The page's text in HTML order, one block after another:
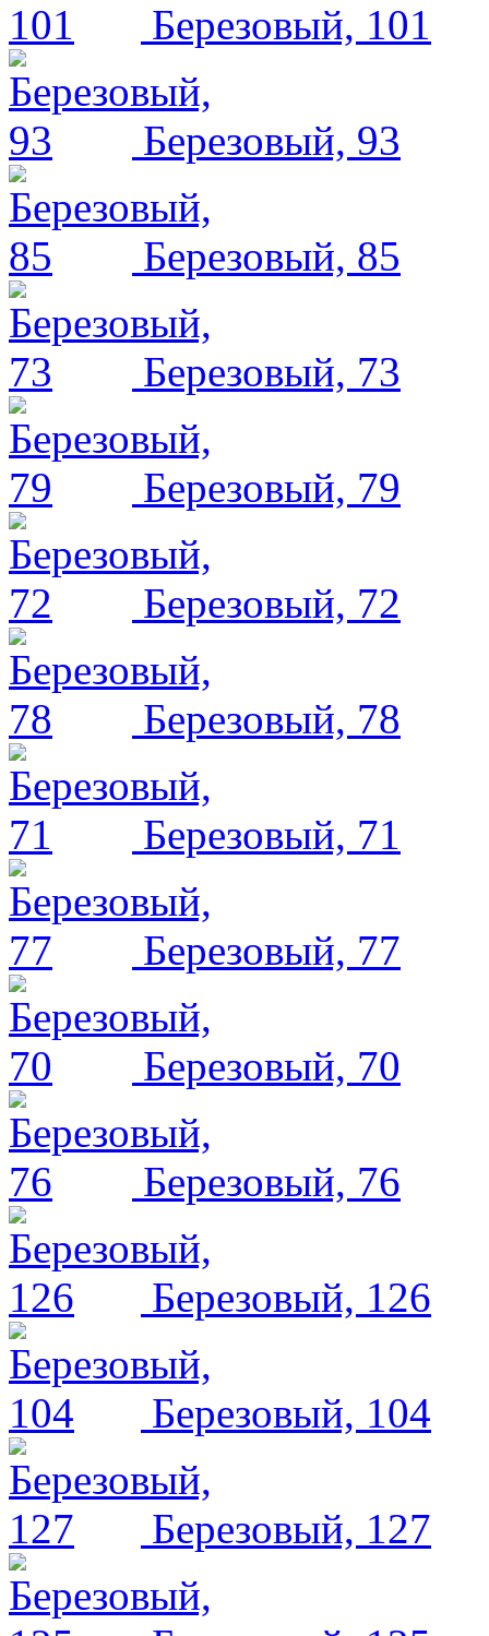
Березовый, 101
Березовый, 93
Березовый, 85
Березовый, 73
Березовый, 79
Березовый, 72
Березовый, 78
Березовый, 71
Березовый, 77
Березовый, 70
Березовый, 76
Березовый, 126
Березовый, 104
Березовый, 127